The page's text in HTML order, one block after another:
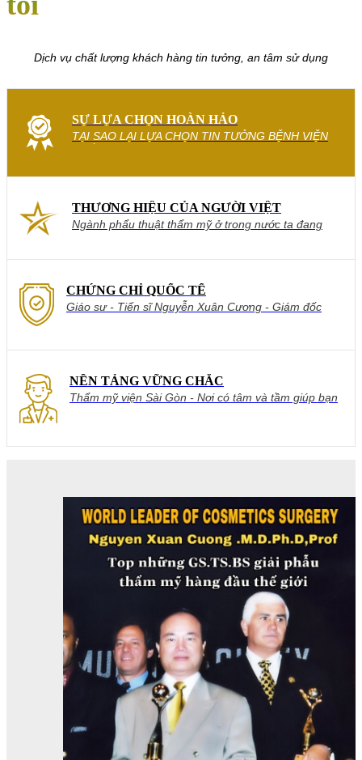
Dịch vụ chất lượng khách hàng tin tưởng, an tâm sử dụng
SỰ LỰA CHỌN HOÀN HẢO
TẠI SAO LẠI LỰA CHỌN TIN TƯỞNG BỆNH VIỆN
THƯƠNG HIỆU CỦA NGƯỜI VIỆT
Ngành phẩu thuật thẩm mỹ ở trong nước ta đang
em phụ nữ và của cả nam giới.
CHỨNG CHỈ QUỐC TẾ
Giáo sư - Tiến sĩ Nguyễn Xuân Cương - Giám đốc
thẩm mỹ.
NỀN TẢNG VỮNG CHẮC
Thẩm mỹ viện Sài Gòn - Nơi có tâm và tầm giúp bạn